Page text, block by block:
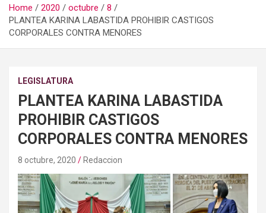
Home 2020 octubre
8
PLANTEA KARINA LABASTIDA PROHIBIR CASTIGOS
CORPORALES CONTRA MENORES
LEGISLATURA
PLANTEA KARINA LABASTIDA
PROHIBIR CASTIGOS
CORPORALES CONTRA MENORES
8 octubre, 2020 Redaccion